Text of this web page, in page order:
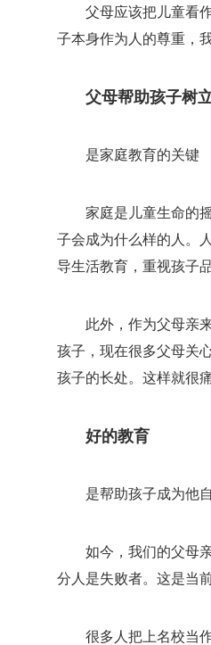
父母应该把儿童看
子本身作为人的尊重，
父母帮助孩子树
是家庭教育的关键
家庭是儿童生命的
子会成为什么样的人。
导生活教育，重视孩子
此外，作为父母亲
孩子，现在很多父母关
孩子的长处。这样就很
好的教育
是帮助孩子成为他
如今，我们的父母
分人是失败者。这是当
很多人把上名校当